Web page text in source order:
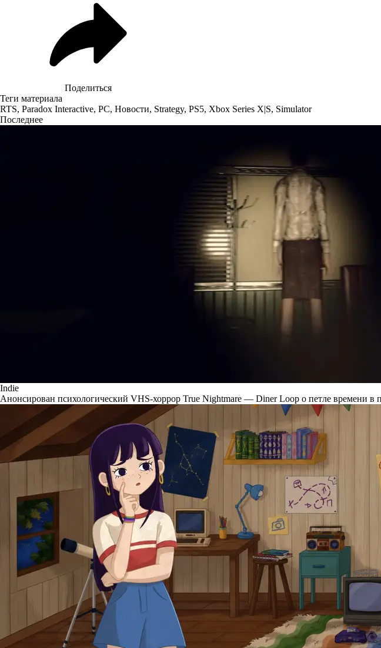
Поделиться
Теги материала
RTS, Paradox Interactive, PC, Новости, Strategy, PS5, Xbox Series X|S, Simulator
Последнее
Indie
Анонсирован психологический VHS-хоррор True Nightmare — Diner Loop о петле времени в